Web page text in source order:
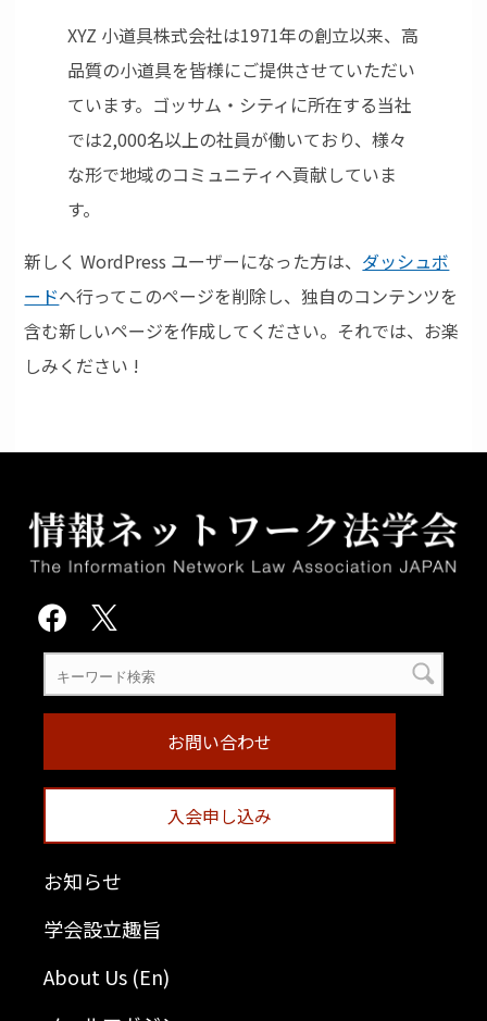
XYZ 小道具株式会社は1971年の創立以来、高
品質の小道具を皆様にご提供させていただい
ています。ゴッサム・シティに所在する当社
では2,000名以上の社員が働いており、様々
な形で地域のコミュニティへ貢献していま
す。
新しく WordPress ユーザーになった方は、 ダッシュボ
ードへ行ってこのページを削除し、独自のコンテンツを
含む新しいページを作成してください。それでは、お楽
しみください !
お問い合わせ
入会申し込み
お知らせ
学会設立趣旨
About Us (En)